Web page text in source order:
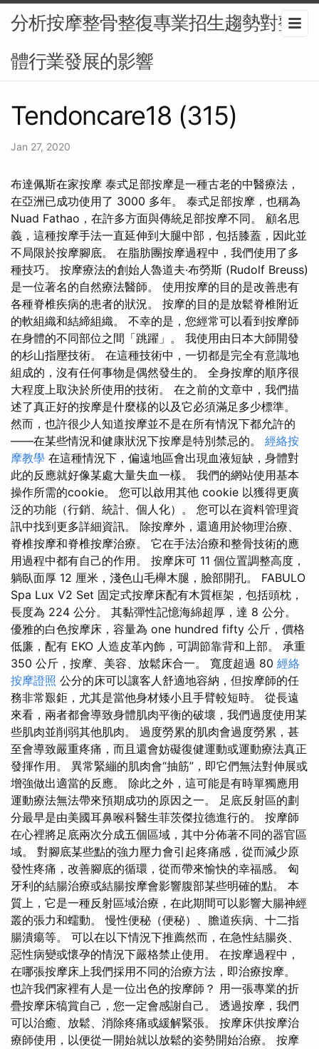
分析按摩整骨整復專業招生趨勢對整
體行業發展的影響
Tendoncare18 (315)
Jan 27, 2020
布達佩斯在家按摩 泰式足部按摩是一種古老的中醫療法，
在亞洲已成功使用了 3000 多年。 泰式足部按摩，也稱為
Nuad Fathao，在許多方面與傳統足部按摩不同。 顧名思
義，這種按摩手法一直延伸到大腿中部，包括膝蓋，因此並
不局限於按摩腳底。 在脂肪團按摩過程中，我們使用了多
種技巧。 按摩療法的創始人魯道夫·布勞斯 (Rudolf Breuss)
是一位著名的自然療法醫師。 使用按摩的目的是改善患有
各種脊椎疾病的患者的狀況。 按摩的目的是放鬆脊椎附近
的軟組織和結締組織。 不幸的是，您經常可以看到按摩師
在身體的不同部位之間「跳躍」。 我使用由日本大師開發
的杉山指壓技術。 在這種技術中，一切都是完全有意識地
組成的，沒有任何事物是偶然發生的。 全身按摩的順序很
大程度上取決於所使用的技術。 在之前的文章中，我們描
述了真正好的按摩是什麼樣的以及它必須滿足多少標準。
然而，也許很少人知道按摩並不是在所有情況下都允許的
——在某些情況和健康狀況下按摩是特別禁忌的。 經絡按
摩教學 在這種情況下，偏遠地區會出現血液短缺，身體對
此的反應就好像某處大量失血一樣。 我們的網站使用基本
操作所需的cookie。 您可以啟用其他 cookie 以獲得更廣
泛的功能（行銷、統計、個人化）。 您可以在資料管理資
訊中找到更多詳細資訊。 除按摩外，還適用於物理治療、
脊椎按摩和脊椎按摩治療。 它在手法治療和整骨技術的應
用過程中都有自己的作用。 按摩床可 11 個位置調整高度，
躺臥面厚 12 厘米，淺色山毛櫸木腿，臉部開孔。 FABULO
Spa Lux V2 Set 固定式按摩床配有木質框架，包括頭枕，
長度為 224 公分。 其黏彈性記憶海綿超厚，達 8 公分。
優雅的白色按摩床，容量為 one hundred fifty 公斤，價格
低廉，配有 EKO 人造皮革內飾，可調節靠背和上部。 承重
350 公斤，按摩、美容、放鬆床合一。 寬度超過 80 經絡
按摩證照 公分的床可以讓客人舒適地容納，但按摩師的任
務非常艱鉅，尤其是當他身材矮小且手臂較短時。 從長遠
來看，兩者都會導致身體肌肉平衡的破壞，我們過度使用某
些肌肉並削弱其他肌肉。 過度勞累的肌肉會過度勞累，甚
至會導致嚴重疼痛，而且還會妨礙復健運動或運動療法真正
發揮作用。 異常緊繃的肌肉會“抽筋”，即它們無法對伸展或
增強做出適當的反應。 除此之外，這可能是有時單獨應用
運動療法無法帶來預期成功的原因之一。 足底反射區的劃
分最早是由美國耳鼻喉科醫生菲茨傑拉德進行的。 按摩師
在心裡將足底兩次分成五個區域，其中分佈著不同的器官區
域。 對腳底某些點的強力壓力會引起疼痛感，從而減少原
發性疼痛，改善腳底的循環，從而帶來愉快的幸福感。 匈
牙利的結腸治療或結腸按摩會影響腹部某些明確的點。 本
質上，它是一種反射區域治療，在此期間可以影響大腸神經
叢的張力和蠕動。 慢性便秘（便秘）、膽道疾病、十二指
腸潰瘍等。 可以在以下情況下推薦然而，在急性結腸炎、
惡性病變或懷孕的情況下嚴格禁止使用。 在按摩過程中，
在哪張按摩床上我們採用不同的治療方法，即治療按摩。
也許我們家裡有人是一位出色的按摩師？ 用一張專業的折
疊按摩床犒賞自己，您一定會感謝自己。 透過按摩，我們
可以治癒、放鬆、消除疼痛或緩解緊張。 按摩床供按摩治
療師使用，以便從一開始就以放鬆的姿勢開始治療。 按摩